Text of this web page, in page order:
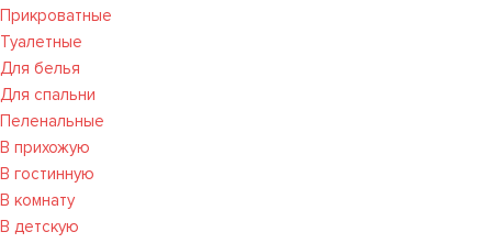
Прикроватные
Туалетные
Для белья
Для спальни
Пеленальные
В прихожую
В гостинную
В комнату
В детскую